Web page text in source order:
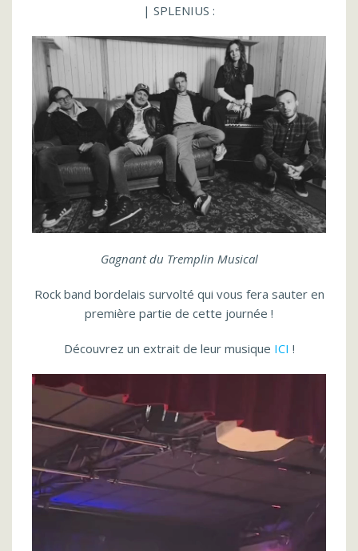
| SPLENIUS :
Gagnant du Tremplin Musical
Rock band bordelais survolté qui vous fera sauter en
première partie de cette journée !
Découvrez un extrait de leur musique ICI !